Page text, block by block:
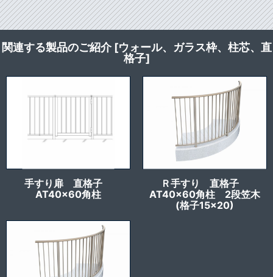
関連する製品のご紹介 [ウォール、ガラス枠、柱芯、直
格子]
手すり扉 直格子
AT40x60角柱
Ｒ手すり 直格子
AT40x60角柱 2段笠木
(格子15×20)